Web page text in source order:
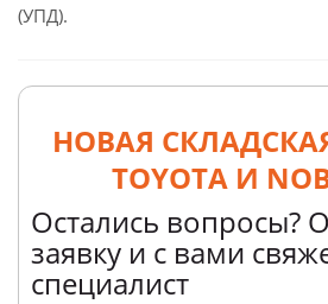
(УПД).
НОВАЯ
TOYOTA И
Остались вопросы?
заявку и с вами
специалист